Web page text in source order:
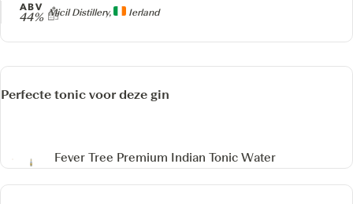
Producer
Micil Distillery, Ierland
ABV
44%
Perfecte tonic voor deze gin
Fever Tree Premium Indian Tonic Water